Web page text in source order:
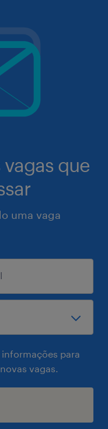
que
uma vaga
para
vagas.